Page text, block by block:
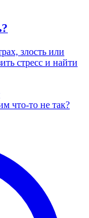
злость или
стресс и найти